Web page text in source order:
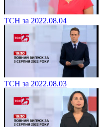
ТСН за 2022.08.04
ТСН за 2022.08.03